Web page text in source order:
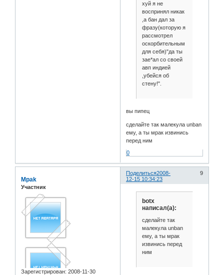
хуй я не
воспринял никак
,а бан дал за
фразу(которую я
рассмотрел
оскорбительным
для себя)"да ты
зае*ал со своей
авп индией
,убейся об
стену!".
вы пипец
сделайте так малекула unban
ему, а ты мрак извинись
перед ним
0
Поделиться 9
2008-
12-15 10:34:23
Mpak
Участник
Зарегистрирован: 2008-11-30
botx
написал(а):
сделайте так
малекула unban
ему, а ты мрак
извинись перед
ним